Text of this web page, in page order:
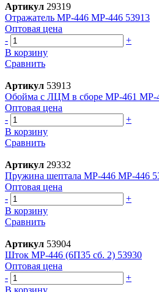
Артикул 29319
Отражатель МР-446 МР-446 53913
Оптовая цена
-
+
В корзину
Сравнить
Артикул 53913
Обойма с ЛЦМ в сборе МР-461 МР-
Оптовая цена
-
+
В корзину
Сравнить
Артикул 29332
Пружина шептала МР-446 МР-446
Оптовая цена
-
+
В корзину
Сравнить
Артикул 53904
Шток МР-446 (6П35 сб. 2) 53930
Оптовая цена
-
+
В корзину